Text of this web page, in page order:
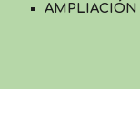
AMPLIACIÓN